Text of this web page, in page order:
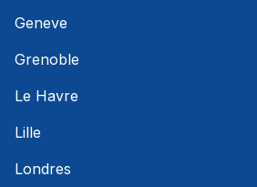
Geneve
Grenoble
Le Havre
Lille
Londres